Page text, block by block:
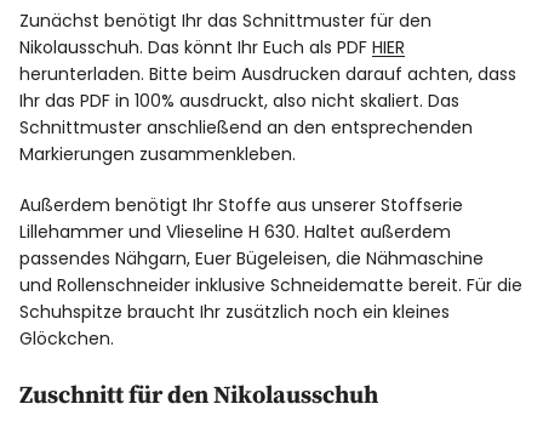
Zunächst benötigt Ihr das Schnittmuster für den
Nikolausschuh. Das könnt Ihr Euch als PDFHIER
herunterladen. Bitte beim Ausdrucken darauf achten, dass
Ihr das PDF in 100% ausdruckt, also nicht skaliert. Das
Schnittmuster anschließend an den entsprechenden
Markierungen zusammenkleben.
Außerdem benötigt Ihr Stoffe aus unsererStoffserie
Lillehammer und Vlieseline H 630. Haltet außerdem
passendes Nähgarn, Euer Bügeleisen, die Nähmaschine
und Rollenschneider inklusive Schneidematte bereit. Für die
Schuhspitze braucht Ihr zusätzlich noch ein kleines
Glöckchen.
Zuschnitt für den Nikolausschuh